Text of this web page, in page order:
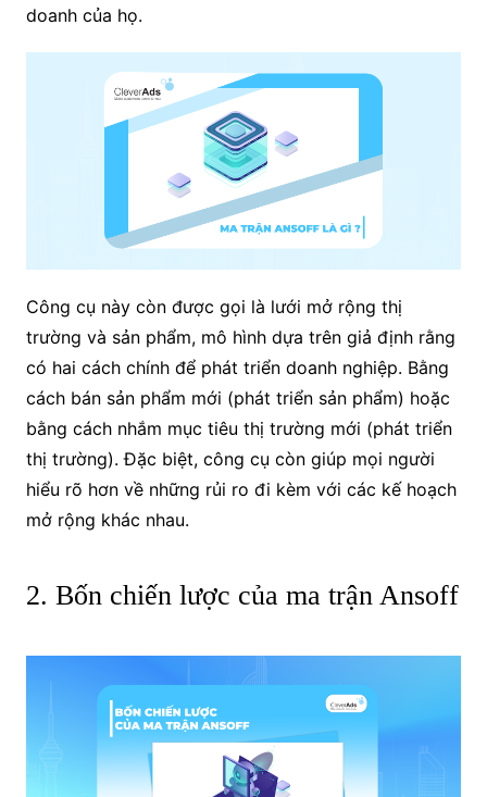
doanh của họ.
Công cụ này còn được gọi là lưới mở rộng thị
trường và sản phẩm, mô hình dựa trên giả định rằng
có hai cách chính để phát triển doanh nghiệp. Bằng
cách bán sản phẩm mới (phát triển sản phẩm) hoặc
bằng cách nhắm mục tiêu thị trường mới (phát triển
thị trường). Đặc biệt, công cụ còn giúp mọi người
hiểu rõ hơn về những rủi ro đi kèm với các kế hoạch
mở rộng khác nhau.
2. Bốn chiến lược của ma trận Ansoff